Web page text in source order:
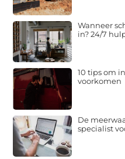
Wanneer
in? 24/7
10 tips om
voorkomen
De
specialist